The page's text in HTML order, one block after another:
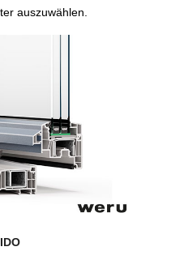
auszuwählen.